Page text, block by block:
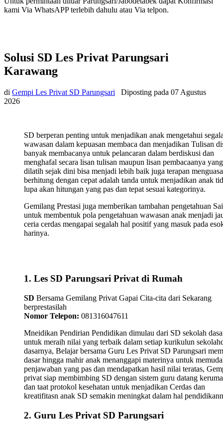
kami Via WhatsAPP terlebih dahulu atau Via telpon.
Solusi SD Les Privat Parungsari
Karawang
di Gempi Les Privat SD Parungsari Diposting pada 07 Agustus
2026
SD berperan penting untuk menjadikan anak mengetahui
wawasan dalam kepuasan membaca dan menjadikan Tulisan
banyak membacanya untuk pelancaran dalam berdiskusi dan
menghafal secara lisan tulisan maupun lisan pembacaanya yang
dilatih sejak dini bisa menjadi lebih baik juga terapan
berhitung dengan cepat adalah tanda untuk menjadikan anak
lupa akan hitungan yang pas dan tepat sesuai kategorinya.
Gemilang Prestasi juga memberikan tambahan pengetahuan
untuk membentuk pola pengetahuan wawasan anak menjadi
ceria cerdas mengapai segalah hal positif yang masuk pada
harinya.
1. Les SD Parungsari Privat di Rumah
SD Bersama Gemilang Privat Gapai Cita-cita dari Sekarang
berprestasilah
Nomor Telepon: 081316047611
Mneidikan Pendirian Pendidikan dimulau dari SD sekolah
untuk meraih nilai yang terbaik dalam setiap kurikulun
dasarnya, Belajar bersama Guru Les Privat SD Parungsari
dasar hingga mahir anak menanggapi materinya untuk
penjawaban yang pas dan mendapatkan hasil nilai teratas,
privat siap membimbing SD dengan sistem guru datang
dan taat protokol kesehatan untuk menjadikan Cerdas dan
kreatifitasn anak SD semakin meningkat dalam hal
2. Guru Les Privat SD Parungsari